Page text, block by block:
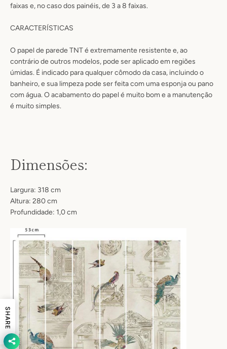
faixas e, no caso dos painéis, de 3 a 8 faixas.
CARACTERÍSTICAS
O papel de parede TNT é extremamente resistente e, ao
contrário de outros modelos, pode ser aplicado em regiões
úmidas. É indicado para qualquer cômodo da casa, incluindo o
banheiro, e sua limpeza pode ser feita com uma esponja ou pano
com água. O acabamento do papel é muito bom e a manutenção
é muito simples.
Dimensões:
Largura: 318 cm
Altura: 280 cm
Profundidade: 1,0 cm
SHARE